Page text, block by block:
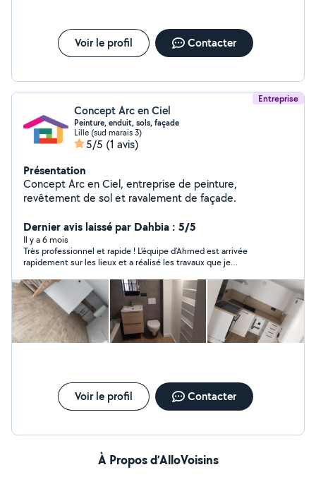
Voir le profil Contacter
Entreprise
Concept Arc en Ciel
Peinture, enduit, sols, façade
Lille (sud marais 3)
5/5 (1 avis)
Présentation
Concept Arc en Ciel, entreprise de peinture,
revêtement de sol et ravalement de façade.
Dernier avis laissé par Dahbia : 5/5
Il y a 6 mois
Très professionnel et rapide ! L’équipe d’Ahmed est arrivée
rapidement sur les lieux et a réalisé les travaux que je
débarrassé et laissé propre après les travaux merci beaucoup !
Voir le profil Contacter
À Propos d’AlloVoisins